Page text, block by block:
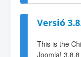
Versió
This is the
Joomla! 3.8.8